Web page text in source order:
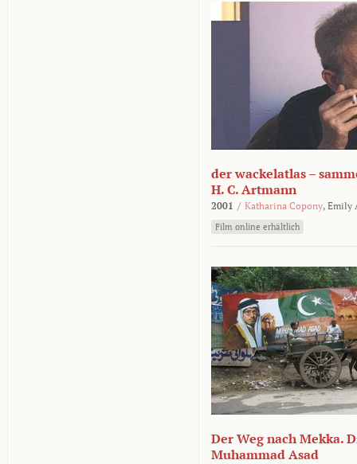
der wackelatlas –
H. C. Artmann
2001 / Katharina Copony, Emily
Film online erhältlich
Der Weg nach Mekka.
Muhammad Asad